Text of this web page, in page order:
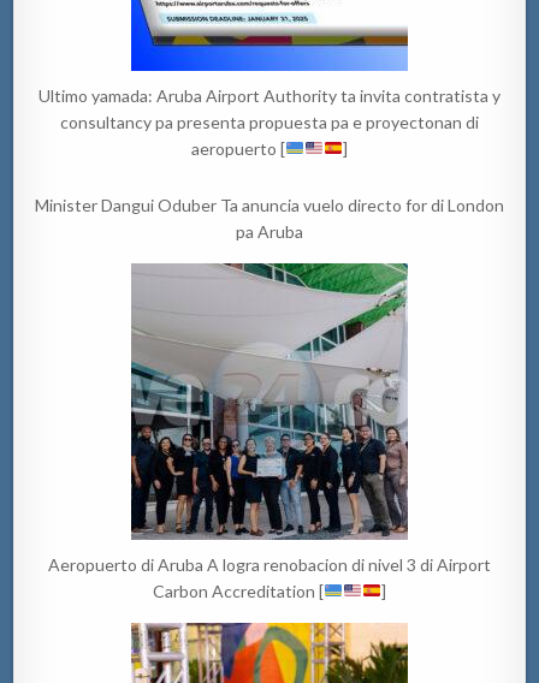
Ultimo yamada: Aruba Airport Authority ta invita contratista y
consultancy pa presenta propuesta pa e proyectonan di
aeropuerto [
]
Minister Dangui Oduber Ta anuncia vuelo directo for di London
pa Aruba
Aeropuerto di Aruba A logra renobacion di nivel 3 di Airport
Carbon Accreditation [
]